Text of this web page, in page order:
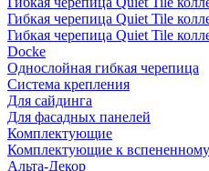
Гибкая черепица Quiet Tile
Гибкая черепица Quiet Tile
Docke
Однослойная гибкая черепица
Система крепления
Для сайдинга
Для фасадных панелей
Комплектующие
Комплектующие к
Альта-Декор